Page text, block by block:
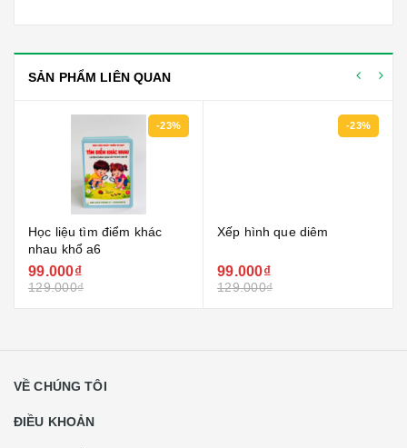
SẢN PHẨM LIÊN QUAN
-23%
Học liệu tìm điểm khác
nhau khổ a6
99.000₫
129.000₫
-23%
Xếp hình que diêm
99.000₫
129.000₫
VỀ CHÚNG TÔI
ĐIỀU KHOẢN